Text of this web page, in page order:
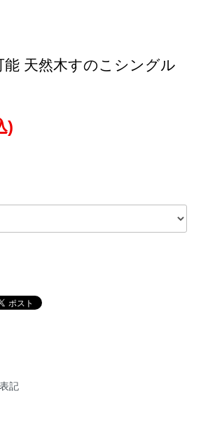
能 天然木すのこシングル
)
記